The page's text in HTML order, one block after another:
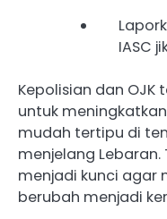
IASC
Kepolisian dan
untuk
mudah tertipu di
menjelang
menjadi kunci agar
berubah menjadi